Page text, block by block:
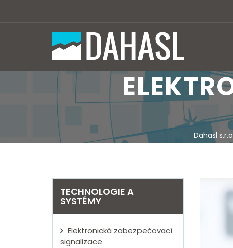
Dahasl
TECHNOLOGIE A
SYSTÉMY
Elektronická zabezpečovací
signalizace